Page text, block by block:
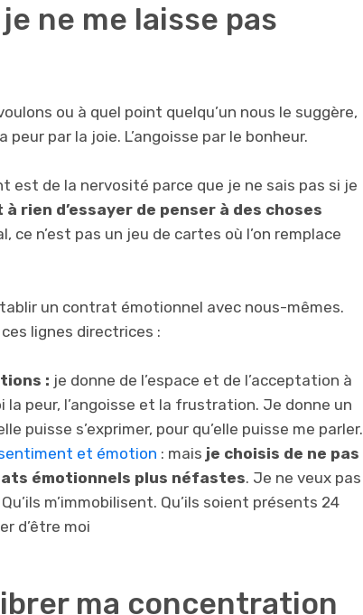
ne me laisse pas
ou à quel point quelqu’un nous le suggère,
par la joie. L’angoisse par le bonheur.
est de la nervosité parce que je ne sais pas si je
rien d’essayer de penser à des choses
ce n’est pas un jeu de cartes où l’on remplace
un contrat émotionnel avec nous-mêmes.
lignes directrices :
: je donne de l’espace et de l’acceptation à
la peur, l’angoisse et la frustration. Je donne un
puisse s’exprimer, pour qu’elle puisse me parler.
et émotion : mais je choisis de ne pas
émotionnels plus néfastes. Je ne veux pas
m’immobilisent. Qu’ils soient présents 24
d’être moi
ma concentration